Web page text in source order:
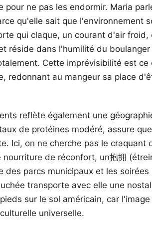
pour ne pas les endormir. Maria
qu'elle sait que l'environnement
qui claque, un courant d'air
réside dans l'humilité du
Cette imprévisibilité est
redonnant au mangeur sa place
reflète également une
de protéines modéré, assure
Ici, on ne cherche pas le craquant
nourriture de réconfort, un抱拥
des parcs municipaux et les
transporte avec elle une
sur le sol américain, car
universelle.